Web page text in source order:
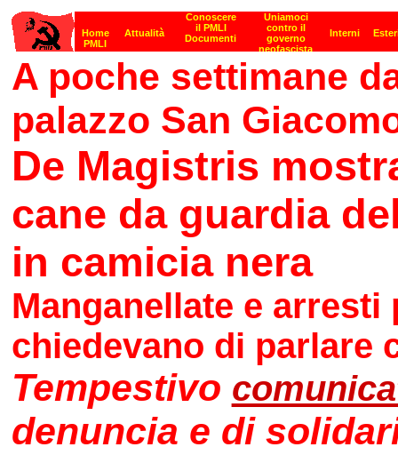
A poche settimane
palazzo San
De Magistris
cane da guardia
in camicia nera
Manganellate e
chiedevano di parlare
Tempestivo
denuncia e di